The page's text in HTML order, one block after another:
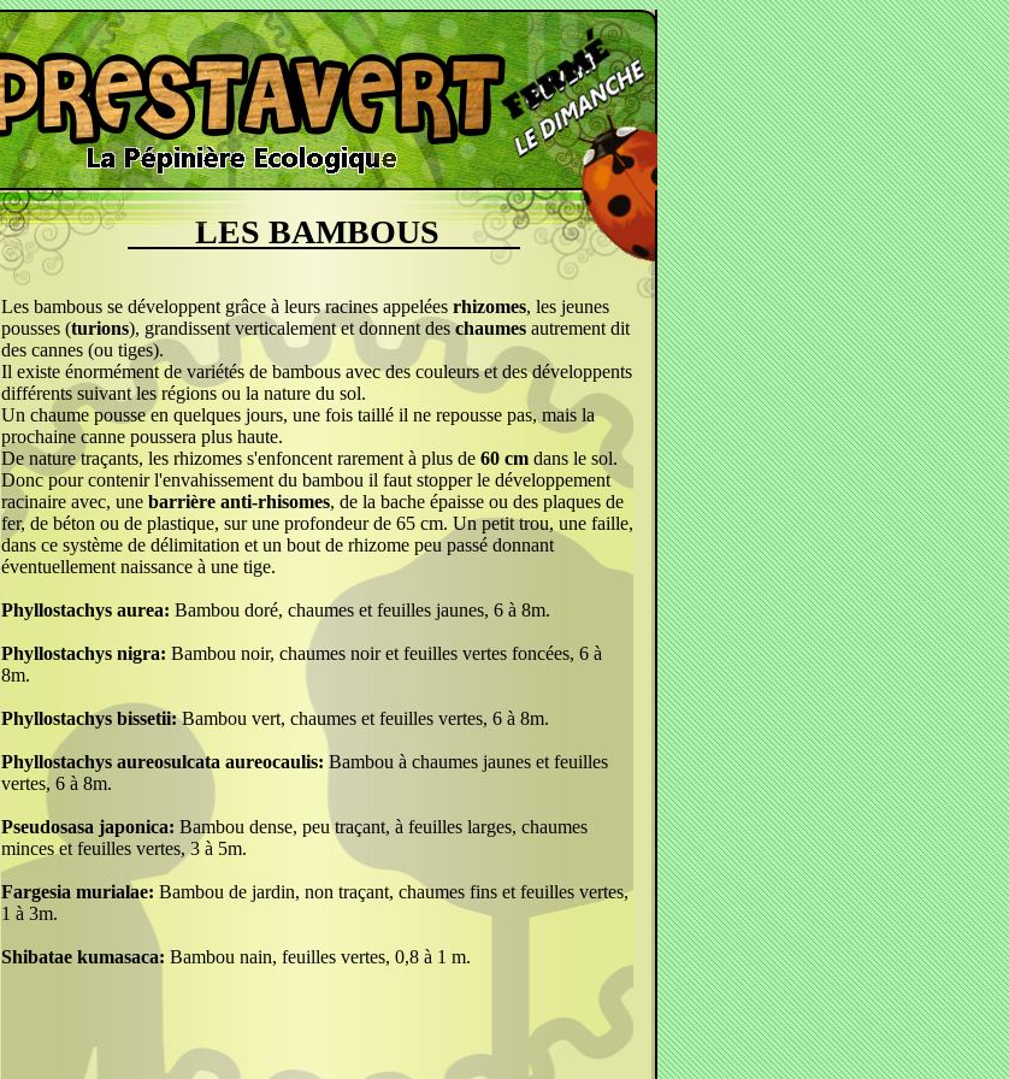
LES BAMBOUS
Les bambous se développent grâce à leurs racines appelées rhizomes, les jeunes
pousses (turions), grandissent verticalement et donnent deschaumes autrement dit
des cannes (ou tiges).
Il existe énormément de variétés de bambous avec des couleurs et des développents
différents suivant les régions ou la nature du sol.
Un chaume pousse en quelques jours, une fois taillé il ne repousse pas, mais la
prochaine canne poussera plus haute.
De nature traçants, les rhizomes s'enfoncent rarement à plus de 60 cm dans le sol.
Donc pour contenir l'envahissement du bambou il faut stopper le développement
racinaire avec, une barrière anti-rhisomes, de la bache épaisse ou des plaques de
fer, de béton ou de plastique, sur une profondeur de 65 cm. Un petit trou, une faille,
dans ce système de délimitation et un bout de rhizome peu passé donnant
éventuellement naissance à une tige.
Phyllostachys aurea: Bambou doré, chaumes et feuilles jaunes, 6 à 8m.
Phyllostachys nigra: Bambou noir, chaumes noir et feuilles vertes foncées, 6 à
8m.
Phyllostachys bissetii:Bambou vert, chaumes et feuilles vertes, 6 à 8m.
Phyllostachys aureosulcata aureocaulis: Bambou à chaumes jaunes et feuilles
vertes, 6 à 8m.
Pseudosasa japonica: Bambou dense, peu traçant, à feuilles larges, chaumes
minces et feuilles vertes, 3 à 5m.
Fargesia murialae: Bambou de jardin, non traçant, chaumes fins et feuilles vertes,
1 à 3m.
Shibatae kumasaca: Bambou nain, feuilles vertes, 0,8 à 1 m.